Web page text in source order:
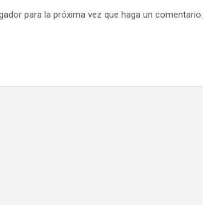
para la próxima vez que haga un comentario.